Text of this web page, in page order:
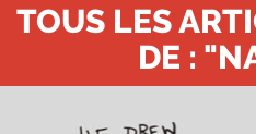
TOUS LES
DE :